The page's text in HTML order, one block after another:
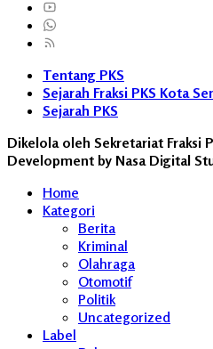
Tentang PKS
Sejarah Fraksi PKS Kota
Sejarah PKS
Dikelola oleh Sekretariat Fraksi
Development by Nasa Digital
Home
Kategori
Berita
Kriminal
Olahraga
Otomotif
Politik
Uncategorized
Label